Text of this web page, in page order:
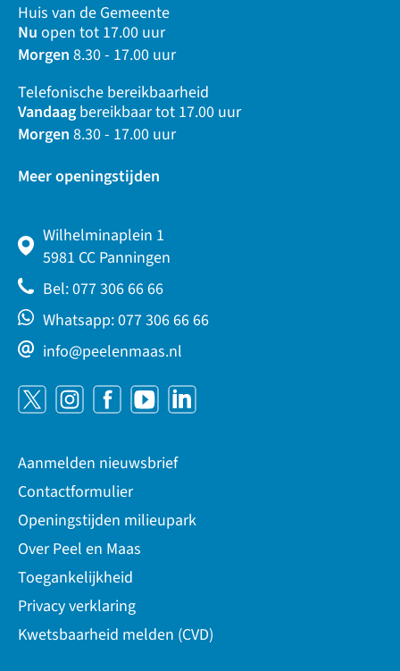
Huis van de Gemeente
Nu open tot 17.00 uur
Morgen 8.30 - 17.00 uur
Telefonische bereikbaarheid
Vandaag bereikbaar tot 17.00 uur
Morgen 8.30 - 17.00 uur
Meer openingstijden
Wilhelminaplein 1
5981 CC Panningen
Bel: 077 306 66 66
Whatsapp: 077 306 66 66
info@peelenmaas.nl
Aanmelden nieuwsbrief
Contactformulier
Openingstijden milieupark
Over Peel en Maas
Toegankelijkheid
Privacy verklaring
Kwetsbaarheid melden (CVD)